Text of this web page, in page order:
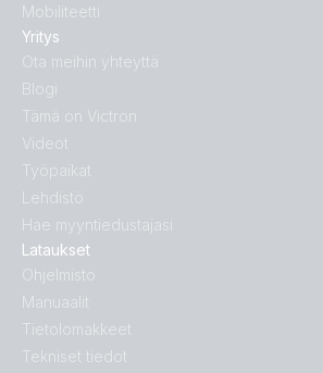
Lataukset
Ohjelmisto
Manuaalit
Tietolomakkeet
Tekniset tiedot
Mobiliteetti
Yritys
Ota meihin yhteyttä
Blogi
Tämä on Victron
Videot
Työpaikat
Lehdistö
Hae myyntiedustajasi